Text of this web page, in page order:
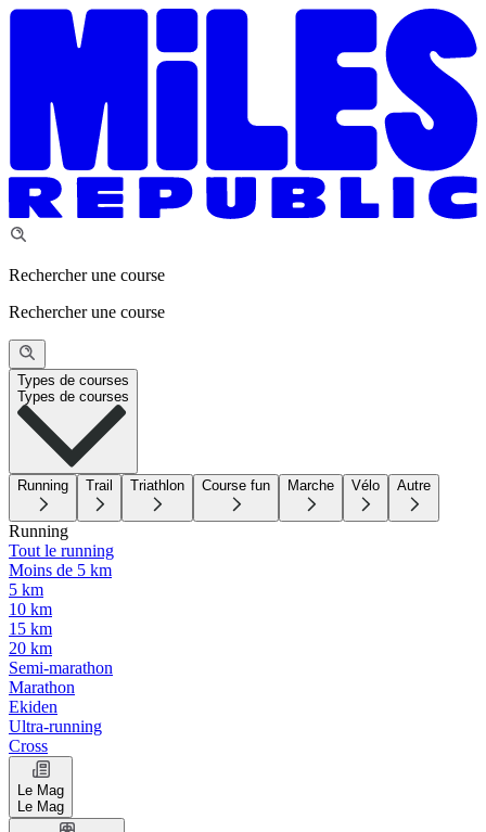
Rechercher une course
Rechercher une course
Types de courses
Types de courses
Running Trail Triathlon Course fun Marche Vélo Autre
Running
Tout le running
Moins de 5 km
5 km
10 km
15 km
20 km
Semi-marathon
Marathon
Ekiden
Ultra-running
Cross
Le Mag
Le Mag